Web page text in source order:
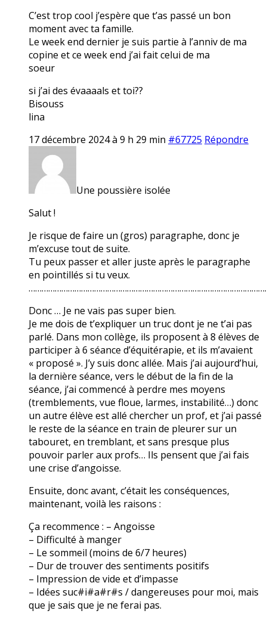
C’est trop cool j’espère que t’as passé un bon
moment avec ta famille.
Le week end dernier je suis partie à l’anniv de ma
copine et ce week end j’ai fait celui de ma
soeur
si j’ai des évaaaals et toi??
Bisouss
lina
17 décembre 2024 à 9 h 29 min #67725 Répondre
Une poussière isolée
Salut !
Je risque de faire un (gros) paragraphe, donc je
m’excuse tout de suite.
Tu peux passer et aller juste après le paragraphe
en pointillés si tu veux.
Donc … Je ne vais pas super bien.
Je me dois de t’expliquer un truc dont je ne t’ai pas
parlé. Dans mon collège, ils proposent à 8 élèves de
participer à 6 séance d’équitérapie, et ils m’avaient
« proposé ». J’y suis donc allée. Mais j’ai aujourd’hui,
la dernière séance, vers le début de la fin de la
séance, j’ai commencé à perdre mes moyens
(tremblements, vue floue, larmes, instabilité…) donc
un autre élève est allé chercher un prof, et j’ai passé
le reste de la séance en train de pleurer sur un
tabouret, en tremblant, et sans presque plus
pouvoir parler aux profs… Ils pensent que j’ai fais
une crise d’angoisse.
Ensuite, donc avant, c’était les conséquences,
maintenant, voilà les raisons :
Ça recommence : – Angoisse
– Difficulté à manger
– Le sommeil (moins de 6/7 heures)
– Dur de trouver des sentiments positifs
– Impression de vide et d’impasse
– Idées suc#i#a#r#s / dangereuses pour moi, mais
que je sais que je ne ferai pas.